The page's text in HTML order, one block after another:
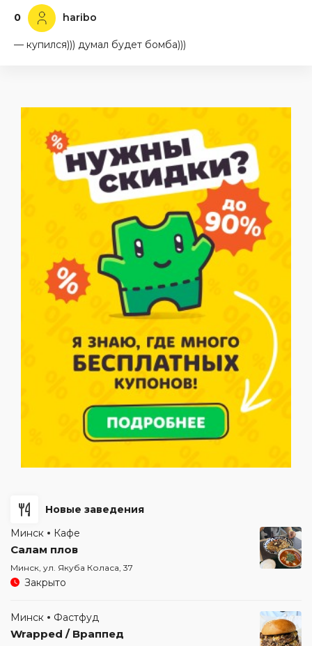
0 haribo
— купился))) думал будет бомба)))
Новые заведения
Минск
Кафе
Салам плов
Минск, ул. Якуба Коласа, 37
Закрыто
Минск Фастфуд
Wrapped / Враппед